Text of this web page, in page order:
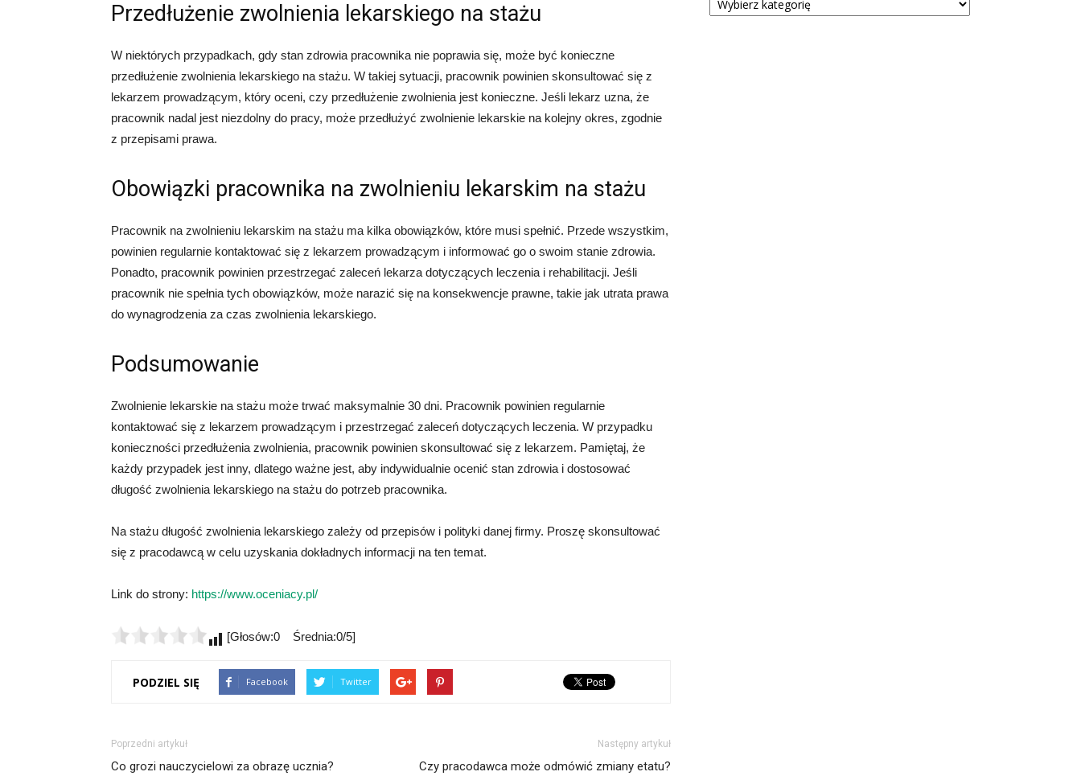
Przedłużenie zwolnienia lekarskiego na stażu
W niektórych przypadkach, gdy stan zdrowia pracownika nie poprawia się, może być konieczne
przedłużenie zwolnienia lekarskiego na stażu. W takiej sytuacji, pracownik powinien skonsultować się z
lekarzem prowadzącym, który oceni, czy przedłużenie zwolnienia jest konieczne. Jeśli lekarz uzna, że
pracownik nadal jest niezdolny do pracy, może przedłużyć zwolnienie lekarskie na kolejny okres, zgodnie
z przepisami prawa.
Obowiązki pracownika na zwolnieniu lekarskim na stażu
Pracownik na zwolnieniu lekarskim na stażu ma kilka obowiązków, które musi spełnić. Przede wszystkim,
powinien regularnie kontaktować się z lekarzem prowadzącym i informować go o swoim stanie zdrowia.
Ponadto, pracownik powinien przestrzegać zaleceń lekarza dotyczących leczenia i rehabilitacji. Jeśli
pracownik nie spełnia tych obowiązków, może narazić się na konsekwencje prawne, takie jak utrata prawa
do wynagrodzenia za czas zwolnienia lekarskiego.
Podsumowanie
Zwolnienie lekarskie na stażu może trwać maksymalnie 30 dni. Pracownik powinien regularnie
kontaktować się z lekarzem prowadzącym i przestrzegać zaleceń dotyczących leczenia. W przypadku
konieczności przedłużenia zwolnienia, pracownik powinien skonsultować się z lekarzem. Pamiętaj, że
każdy przypadek jest inny, dlatego ważne jest, aby indywidualnie ocenić stan zdrowia i dostosować
długość zwolnienia lekarskiego na stażu do potrzeb pracownika.
Na stażu długość zwolnienia lekarskiego zależy od przepisów i polityki danej firmy. Proszę skonsultować
się z pracodawcą w celu uzyskania dokładnych informacji na ten temat.
Link do strony: https://www.oceniacy.pl/
[Głosów:0 Średnia:0/5]
PODZIEL SIĘ Facebook Twitter
Poprzedni artykuł
Co grozi nauczycielowi za obrazę ucznia?
Następny artykuł
Czy pracodawca może odmówić zmiany etatu?